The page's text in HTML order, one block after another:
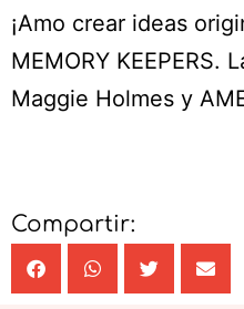
¡Amo crear ideas
MEMORY
Maggie Holmes y
Compartir: